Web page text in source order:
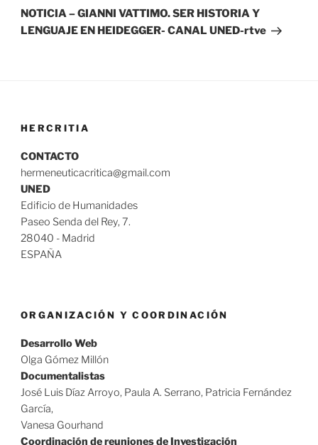
entrada
NOTICIA – GIANNI VATTIMO. SER HISTORIA Y
LENGUAJE EN HEIDEGGER- CANAL UNED-rtve
HERCRITIA
CONTACTO
hermeneuticacritica@gmail.com
UNED
Edificio de Humanidades
Paseo Senda del Rey, 7.
28040 - Madrid
ESPAÑA
ORGANIZACIÓN Y COORDINACIÓN
Desarrollo Web
Olga Gómez Millón
Documentalistas
José Luis Díaz Arroyo, Paula A. Serrano, Patricia Fernández
García,
Vanesa Gourhand
Coordinación de reuniones de Investigación